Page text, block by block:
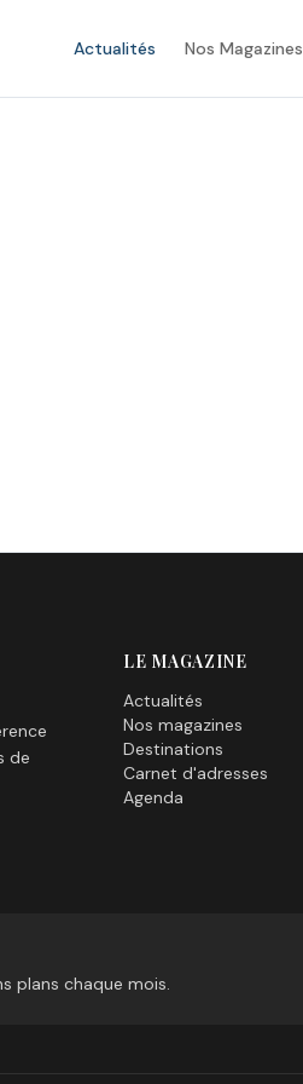
Actualités Nos Magazines
de
LE MAGAZINE
Actualités
Nos magazines
Destinations
Carnet d'adresses
Agenda
plans chaque mois.